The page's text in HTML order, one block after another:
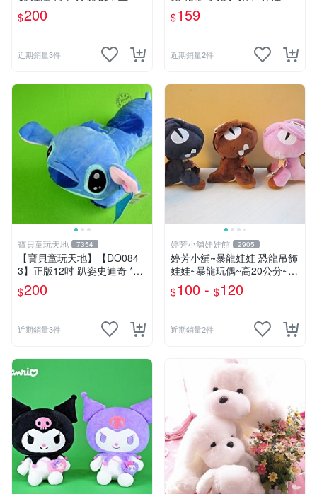
奇寶貝 寶可夢
$200
近期銷量3件
料 娃娃 公仔 交換禮物 安撫
玩偶 超柔軟兔兔玩偶 陪伴玩
$159
近期銷量2件
寶貝童玩天地 7354
【寶貝童玩天地】【DO084
3】正版12吋 趴姿史迪奇 *D
O01
$200
近期銷量3件
婷芳小舖娃娃館 2905
婷芳小舖~暴龍娃娃 恐龍吊飾
娃娃~暴龍玩偶~高20公分~恐
龍娃娃~侏儸紀世界~暴龍 暴
龍玩偶~生日/情人禮物~全省
$100 - $120
近期銷量2件